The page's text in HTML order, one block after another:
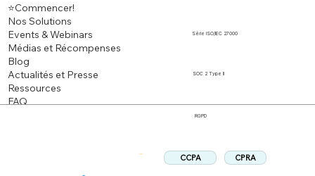
⭐Commencer!
Nos Solutions
Events & Webinars
Médias et Récompenses
Blog
Actualités et Presse
Ressources
FAQ
Série ISO/IEC 27000
SOC 2 Type II
RGPD
CCPA CPRA